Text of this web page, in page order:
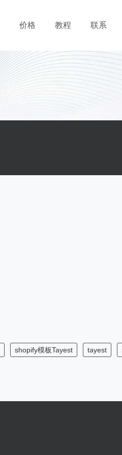
价格 教程 联系
shopify模板Tayest tayest